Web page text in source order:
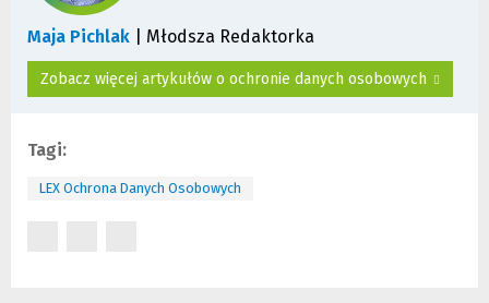
Maja Pichlak | Młodsza Redaktorka
Zobacz więcej artykułów o ochronie danych osobowych
Tagi:
LEX Ochrona Danych Osobowych